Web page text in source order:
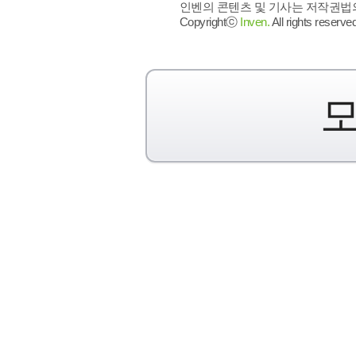
인벤의 콘텐츠 및 기사는 저작권
Copyrightⓒ Inven.All rights